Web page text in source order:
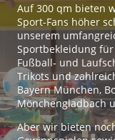
Auf 300 qm bieten
Sport-Fans höher
unserem
Sportbekleidung
Fußball- und
Trikots und
Bayern München,
Mönchengladbach
Aber wir bieten